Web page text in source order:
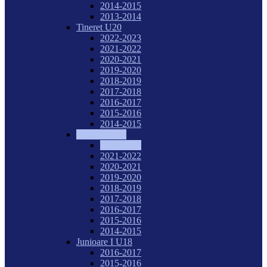
2014-2015
2013-2014
Tineret U20
2022-2023
2021-2022
2020-2021
2019-2020
2018-2019
2017-2018
2016-2017
2015-2016
2014-2015
2021-2022
2020-2021
2019-2020
2018-2019
2017-2018
2016-2017
2015-2016
2014-2015
Junioare I U18
2016-2017
2015-2016